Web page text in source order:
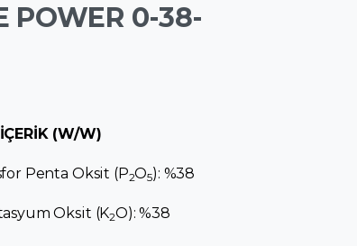
POWER 0-38-
(W/W)
Penta Oksit (P2O5): %38
Oksit (K2O): %38